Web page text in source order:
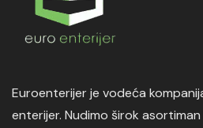
Euroenterijer je vodeća
enterijer. Nudimo širok